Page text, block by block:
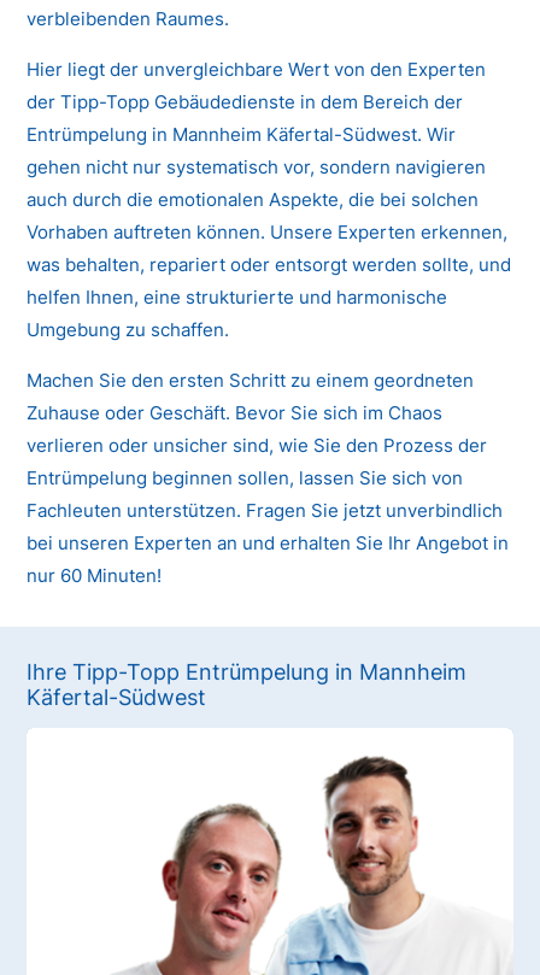
verbleibenden Raumes.
Hier liegt der unvergleichbare Wert von den Experten
der Tipp-Topp Gebäudedienste in dem Bereich der
Entrümpelung in Mannheim Käfertal-Südwest. Wir
gehen nicht nur systematisch vor, sondern navigieren
auch durch die emotionalen Aspekte, die bei solchen
Vorhaben auftreten können. Unsere Experten erkennen,
was behalten, repariert oder entsorgt werden sollte, und
helfen Ihnen, eine strukturierte und harmonische
Umgebung zu schaffen.
Machen Sie den ersten Schritt zu einem geordneten
Zuhause oder Geschäft. Bevor Sie sich im Chaos
verlieren oder unsicher sind, wie Sie den Prozess der
Entrümpelung beginnen sollen, lassen Sie sich von
Fachleuten unterstützen. Fragen Sie jetzt unverbindlich
bei unseren Experten an und erhalten Sie Ihr Angebot in
nur 60 Minuten!
Ihre Tipp-Topp Entrümpelung in Mannheim
Käfertal-Südwest